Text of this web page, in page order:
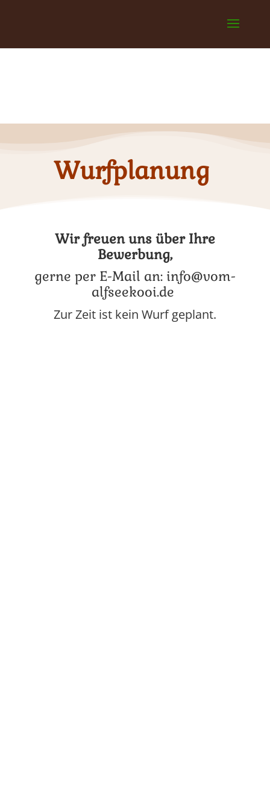
Wurfplanung
Wir freuen uns über Ihre
Bewerbung,
gerne per E-Mail an: info@vom-
alfseekooi.de
Zur Zeit ist kein Wurf geplant.